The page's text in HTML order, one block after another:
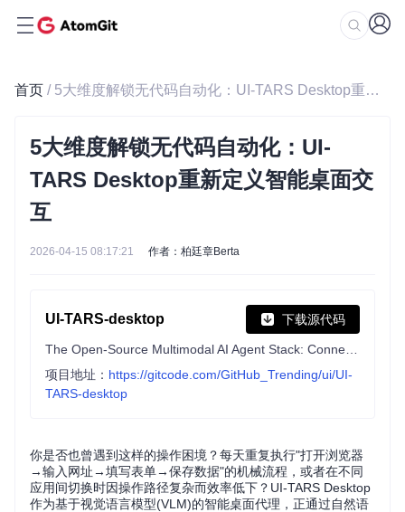
首页 / 5大维度解锁无代码自动化：UI-TARS Desktop重新定义智能桌面交互
5大维度解锁无代码自动化：UI-
TARS Desktop重新定义智能桌面交
互
2026-04-15 08:17:21 作者：柏廷章Berta
UI-TARS-desktop 下载源代码
项目地址： https://gitcode.com/GitHub_Trending/ui/UI-
TARS-desktop
你是否也曾遇到这样的操作困境？每天重复执行"打开浏览器
→输入网址→填写表单→保存数据"的机械流程，或者在不同
应用间切换时因操作路径复杂而效率低下？UI-TARS Desktop
作为基于视觉语言模型(VLM)的智能桌面代理，正通过自然语